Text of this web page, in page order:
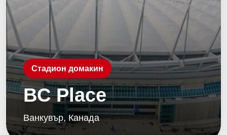
Стадион домакин
BC Place
Ванкувър, Канада